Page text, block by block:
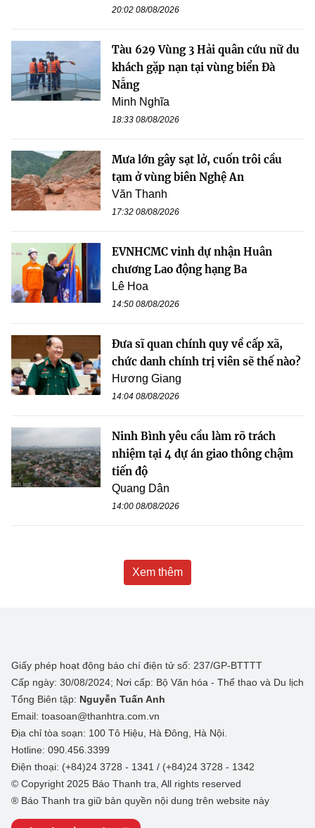
20:02 08/08/2026
Tàu 629 Vùng 3 Hải quân cứu nữ du
khách gặp nạn tại vùng biển Đà
Nẵng
Minh Nghĩa
18:33 08/08/2026
Mưa lớn gây sạt lở, cuốn trôi cầu
tạm ở vùng biên Nghệ An
Văn Thanh
17:32 08/08/2026
EVNHCMC vinh dự nhận Huân
chương Lao động hạng Ba
Lê Hoa
14:50 08/08/2026
Đưa sĩ quan chính quy về cấp xã,
chức danh chính trị viên sẽ thế nào?
Hương Giang
14:04 08/08/2026
Ninh Bình yêu cầu làm rõ trách
nhiệm tại 4 dự án giao thông chậm
tiến độ
Quang Dân
14:00 08/08/2026
Xem thêm
Giấy phép hoạt động báo chí điện tử số: 237/GP-BTTTT
Cấp ngày: 30/08/2024; Nơi cấp: Bộ Văn hóa - Thể thao và Du lịch
Tổng Biên tập: Nguyễn Tuấn Anh
Email: toasoan@thanhtra.com.vn
Địa chỉ tòa soạn: 100 Tô Hiệu, Hà Đông, Hà Nội.
Hotline: 090.456.3399
Điện thoại: (+84)24 3728 - 1341 / (+84)24 3728 - 1342
© Copyright 2025 Báo Thanh tra, All rights reserved
® Báo Thanh tra giữ bản quyền nội dung trên website này